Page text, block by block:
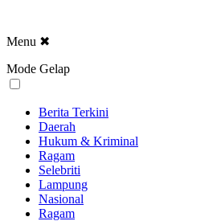
Menu ✖
Mode Gelap
Berita Terkini
Daerah
Hukum & Kriminal
Ragam
Selebriti
Lampung
Nasional
Ragam